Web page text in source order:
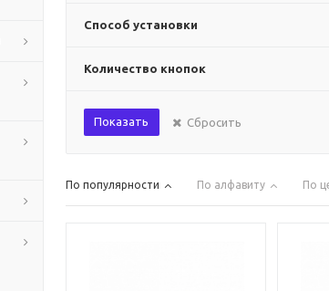
Способ установки
Количество кнопок
Показать Сбросить
По популярности По алфавиту По